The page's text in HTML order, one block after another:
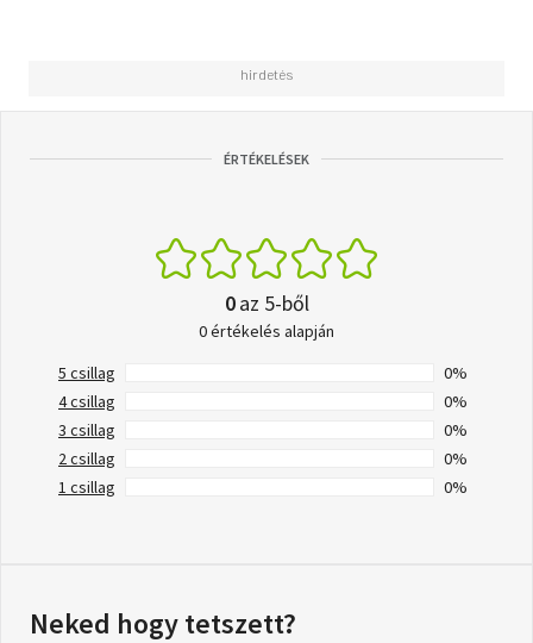
ÉRTÉKELÉSEK
0az 5-ből
0 értékelés alapján
5 csillag
0%
4 csillag
0%
3 csillag
0%
2 csillag
0%
1 csillag
0%
Neked hogy tetszett?